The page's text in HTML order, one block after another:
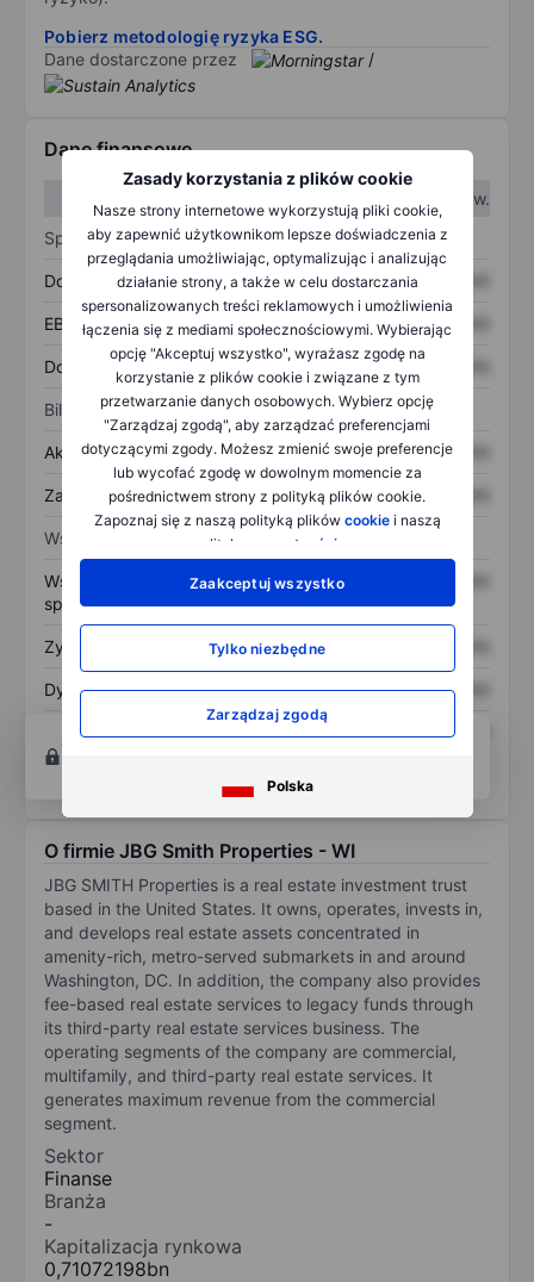
Zasady korzystania z plików cookie
Nasze strony internetowe wykorzystują pliki cookie,
aby zapewnić użytkownikom lepsze doświadczenia z
przeglądania umożliwiając, optymalizując i analizując
działanie strony, a także w celu dostarczania
spersonalizowanych treści reklamowych i umożliwienia
łączenia się z mediami społecznościowymi. Wybierając
opcję "Akceptuj wszystko", wyrażasz zgodę na
korzystanie z plików cookie i związane z tym
przetwarzanie danych osobowych. Wybierz opcję
"Zarządzaj zgodą", aby zarządzać preferencjami
dotyczącymi zgody. Możesz zmienić swoje preferencje
lub wycofać zgodę w dowolnym momencie za
pośrednictwem strony z polityką plików cookie.
Zapoznaj się z naszą polityką plików cookiei naszą
polityką
prywatności
Zaakceptuj wszystko
Tylko niezbędne
Zarządzaj zgodą
Polska
Pobierz metodologię ryzyka ESG.
Dane dostarczone przez
/
Dane finansowe
W II kw.
Sprawozdanie z zysków
Dochód XXXXXXX XXXXXXX
EBITDA XXXXXXX XXXXXXX
Dochód netto XXXXXXX
Bilans
Aktywa ogółem XXXXXXX XXXXXXX
Zadłużenie ogółem XXXXXXX XXXXXXX
Wskaźniki
Współczynnik cena do
sprzedaży
XXXXXXX
Zysk na akcję XXXXXXX
Dywidenda na akcję XXXXXXX XXXXXXX
Zwrot z kapitału
własnego
XXXXXXX XXXXXXX
Otwórz kontoaby uzyskać dostęp do większej
O firmie JBG Smith Properties - WI
JBG SMITH Properties is a real estate investment trust
based in the United States. It owns, operates, invests in,
and develops real estate assets concentrated in
amenity-rich, metro-served submarkets in and around
Washington, DC. In addition, the company also provides
fee-based real estate services to legacy funds through
its third-party real estate services business. The
operating segments of the company are commercial,
multifamily, and third-party real estate services. It
generates maximum revenue from the commercial
segment.
Sektor
Finanse
Branża
-
Kapitalizacja rynkowa
0,71072198bn